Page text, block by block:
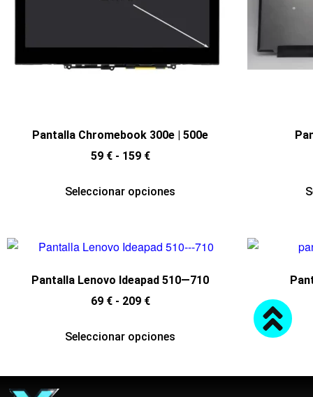
Pantalla Chromebook 300e | 500e
59 € - 159 €
Seleccionar opciones
Pantalla Lenovo Ideapad 510—710
69 € - 209 €
Seleccionar opciones